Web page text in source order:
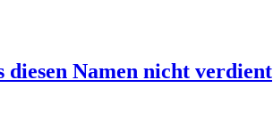
diesen Namen nicht verdient